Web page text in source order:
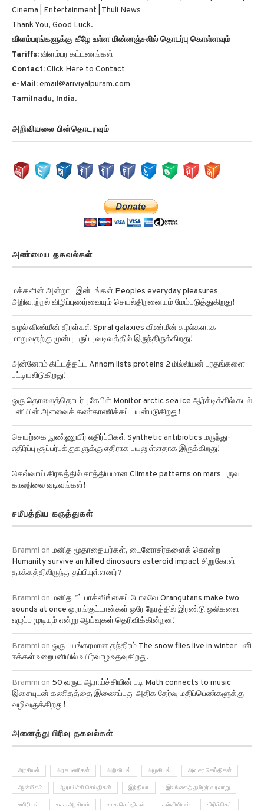
Cinema | Entertainment | Thuli News
Thank You, Good Luck.
விளம்பரங்களுக்கு கீழே உள்ள மின்னஞ்சலில் தொடர்பு கொள்ளவும்
Tariffs:விளம்பர கட்டணங்கள்
Contact:Click Here to Contact
e-Mail:email@ariviyalpuram.com
Tamilnadu, India.
அறிவியலை பின்தொடரவும்
அண்மைய தகவல்கள்
மக்களின் அன்றாட இன்பங்கள் Peoples everyday pleasures
அறிவாற்றல் விழிப்புணர்வையும் செயல்திறனையும் மேம்படுத்துகிறது!
சுழல் விண்மீன் திரள்கள் Spiral galaxies விண்மீன் சுழல்களாக
மாறுவதற்கு முன்பு பருப்பு வடிவத்தில் இருந்திருக்கிறது!
அன்னோம் கிட்டத்தட்ட Annom lists proteins 2 மில்லியன் புரதங்களை
பட்டியலிடுகிறது!
ஒரு தொலைத்தொடர்பு கேபிள் Monitor arctic sea ice ஆர்க்டிக்கில் கடல்
பனியின் அளவைக் கண்காணிக்கப் பயன்படுகிறது!
செயற்கை நுண்ணுயிர் எதிர்ப்பிகள் Synthetic antibiotics மருந்து-
எதிர்ப்பு சூப்பர்பக்குகளுக்கு எதிராக பயனுள்ளதாக இருக்கிறது!
செவ்வாய் கிரகத்தில் சாத்தியமான Climate patterns on mars பருவ
காலநிலை வடிவங்கள்!
சமீபத்திய கருத்துகள்
Brammi on மனித மூதாதையர்கள், டைனோசர்களைக் கொன்ற
Humanity survive an killed dinosaurs asteroid impact சிறுகோள்
தாக்கத்திலிருந்து தப்பியுள்ளனர்?
Brammi on மனித பீட் பாக்ஸிங்கைப் போலவே Orangutans make two
sounds at once ஒராங்குட்டான்கள் ஒரே நேரத்தில் இரண்டு ஒலிகளை
எழுப்ப முடியும் என்று ஆய்வுகள் தெரிவிக்கின்றன!
Brammi on ஒரு பயங்கரமான தந்திரம் The snow flies live in winter பனி
ஈக்கள் உறைபனியில் உயிர்வாழ உதவுகிறது.
Brammi on 50 வருட ஆராய்ச்சியின் படி Math connects to music
இசையுடன் கணிதத்தை இணைப்பது அதிக தேர்வு மதிப்பெண்களுக்கு
வழிவகுக்கிறது!
அனைத்து பிரிவு தகவல்கள்
அரசியல் அரசு பணிகள் அறிவியல் அழகியல் அவசர செய்திகள்
ஆன்மிகம் ஆராய்ச்சி செய்திகள் இந்தியா இலங்கைத் தமிழர் வரலாறு
உயிரியல் உலக அரசியல் உலக செய்திகள் கல்வியியல் கிரிக்கெட்